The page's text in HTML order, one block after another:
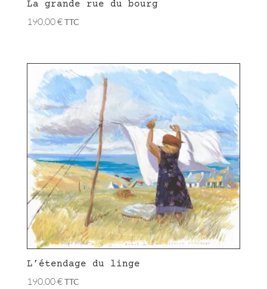
La grande rue du bourg
190,00€TTC
L’étendage du linge
190,00€TTC